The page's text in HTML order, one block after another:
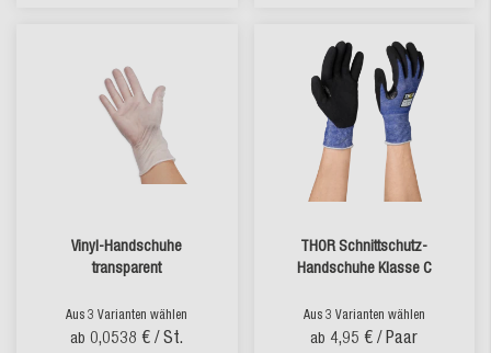
Vinyl-Handschuhe
transparent
Aus 3 Varianten wählen
ab 0,0538 € / St.
THOR Schnittschutz-
Handschuhe Klasse C
Aus 3 Varianten wählen
ab 4,95 € / Paar